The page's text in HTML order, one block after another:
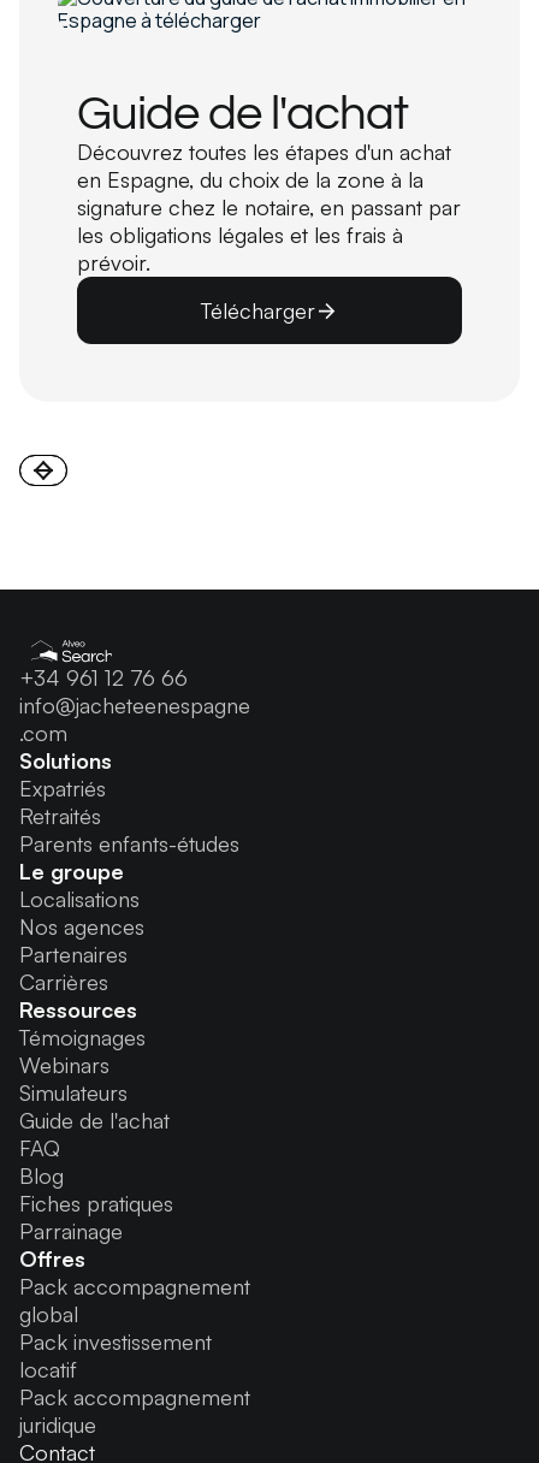
Guide de l'achat
Découvrez toutes les étapes d'un achat
en Espagne, du choix de la zone à la
signature chez le notaire, en passant par
les obligations légales et les frais à
prévoir.
Télécharger
+34 961 12 76 66
info@jacheteenespagne
.com
Solutions
Expatriés
Retraités
Parents enfants-études
Le groupe
Localisations
Nos agences
Partenaires
Carrières
Ressources
Témoignages
Webinars
Simulateurs
Guide de l'achat
FAQ
Blog
Fiches pratiques
Parrainage
Offres
Pack accompagnement
global
Pack investissement
locatif
Pack accompagnement
juridique
Contact